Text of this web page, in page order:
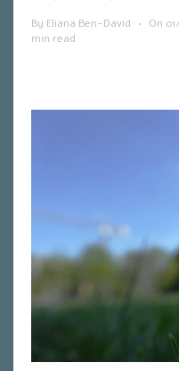
By Eliana Ben-David • On
min read